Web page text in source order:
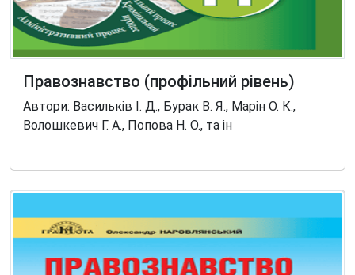
Правознавство (профільний рівень)
Автори: Васильків І. Д., Бурак В. Я., Марін О. К.,
Волошкевич Г. А., Попова Н. О., та ін